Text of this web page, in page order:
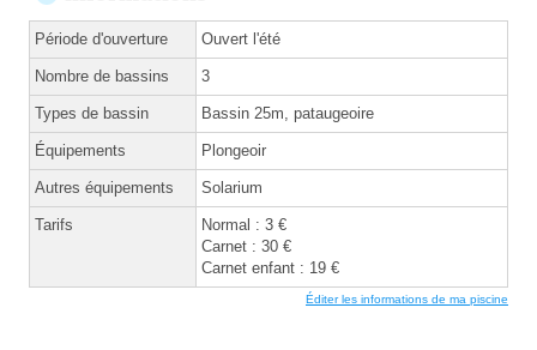
Période d'ouverture Ouvert l'été
Nombre de bassins 3
Types de bassin Bassin 25m, pataugeoire
Équipements Plongeoir
Autres équipements Solarium
Tarifs
Normal : 3 €
Carnet : 30 €
Carnet enfant : 19 €
Éditer les informations de ma piscine